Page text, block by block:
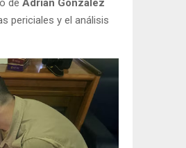
de Adrián González
periciales y el análisis